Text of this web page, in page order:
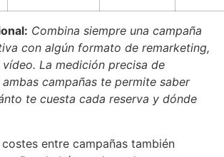
Combina siempre una campaña
con algún formato de remarketing,
La medición precisa de
campañas te permite saber
te cuesta cada reserva y dónde
entre campañas también